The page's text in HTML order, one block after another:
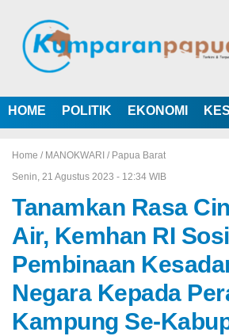
HOME POLITIK EKONOMI
Home / MANOKWARI / Papua Barat
Senin, 21 Agustus 2023 - 12:34 WIB
Tanamkan Rasa
Air, Kemhan RI
Pembinaan
Negara Kepada
Kampung Se-